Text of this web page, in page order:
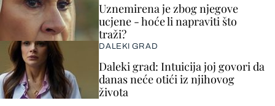
Uznemirena je zbog njegove
ucjene - hoće li napraviti što
traži?
DALEKI GRAD
Daleki grad: Intuicija joj govori da
danas neće otići iz njihovog
života